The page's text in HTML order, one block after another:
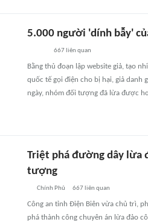
5.000 người 'dính bẫy'
667 liên quan
Bằng thủ đoạn lập website giả, tạo
quốc tế gọi điện cho bị hại, giả danh
ngày, nhóm đối tượng đã lừa được
Triệt phá đường dây lừa
tượng
Chính Phủ 667 liên quan
Công an tỉnh Điện Biên vừa chủ trì,
phá thành công chuyên án lừa đảo